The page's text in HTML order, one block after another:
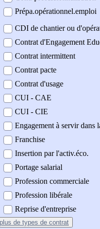
Prépa.opérationnel.emploi
CDI de chantier ou
Contrat d'Engagement
Contrat intermittent
Contrat pacte
Contrat d'usage
CUI - CAE
CUI - CIE
Engagement à servir dans
Franchise
Insertion par l'activ.éco.
Portage salarial
Profession commerciale
Profession libérale
Reprise d'entreprise
de types de contrat